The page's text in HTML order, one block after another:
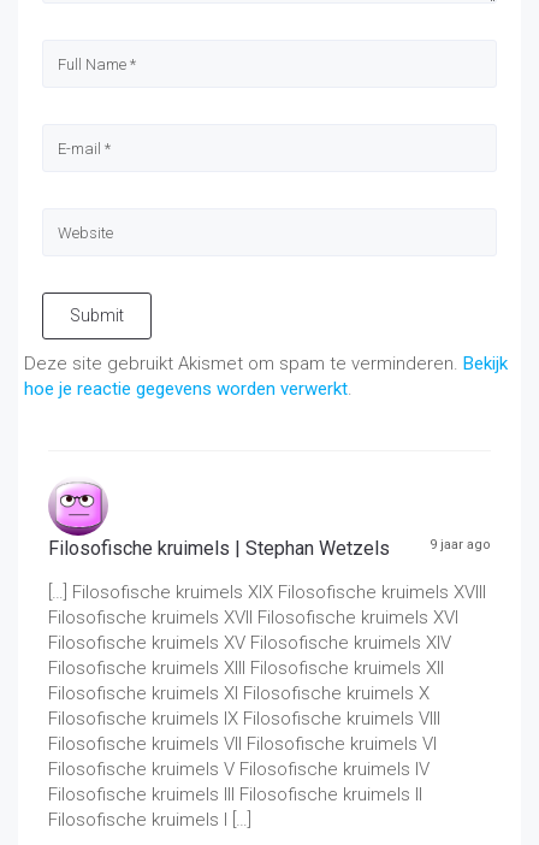
Submit
Deze site gebruikt Akismet om spam te verminderen. Bekijk
hoe je reactie gegevens worden verwerkt.
Filosofische kruimels | Stephan Wetzels 9 jaar ago
[…] Filosofische kruimels XIX Filosofische kruimels XVIII
Filosofische kruimels XVII Filosofische kruimels XVI
Filosofische kruimels XV Filosofische kruimels XIV
Filosofische kruimels XIII Filosofische kruimels XII
Filosofische kruimels XI Filosofische kruimels X
Filosofische kruimels IX Filosofische kruimels VIII
Filosofische kruimels VII Filosofische kruimels VI
Filosofische kruimels V Filosofische kruimels IV
Filosofische kruimels III Filosofische kruimels II
Filosofische kruimels I […]